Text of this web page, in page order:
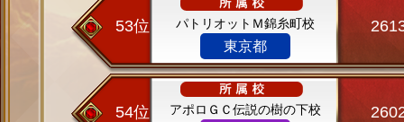
53位 パトリオットＭ錦糸町校
東京都
54位 アポロＧＣ伝説の樹の下校